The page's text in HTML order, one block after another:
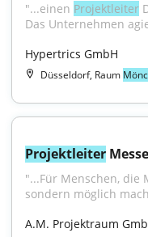
"...einen Projektleiter
Das Unternehmen
Hypertrics GmbH
Düsseldorf, Raum
Projektleiter
"...Für Menschen, die
sondern möglich
A.M. Projektraum